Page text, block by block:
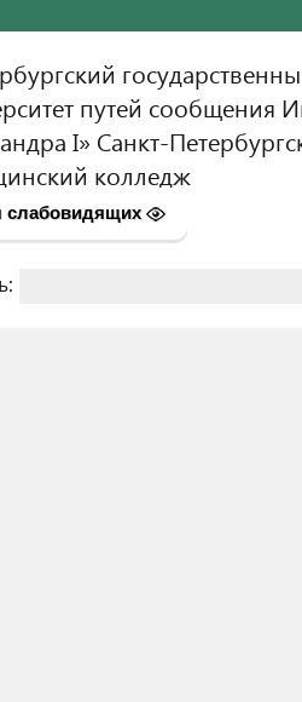
путей сообщения
I» Санкт-
колледж
слабовидящих